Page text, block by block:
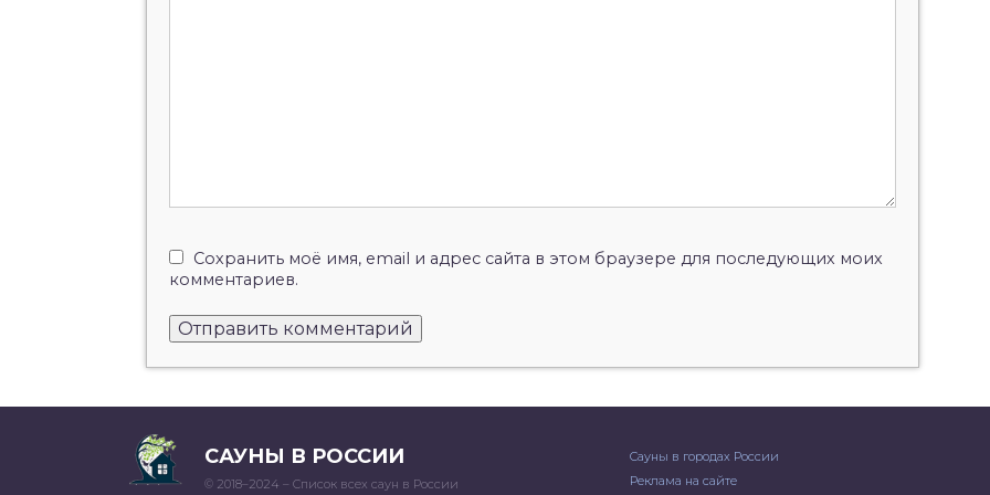
Сохранить моё имя, email и адрес сайта в этом браузере для последующих моих
комментариев.
САУНЫ В РОССИИ
© 2018–2024 – Список всех саун в России
Сауны в городах России
Реклама на сайте